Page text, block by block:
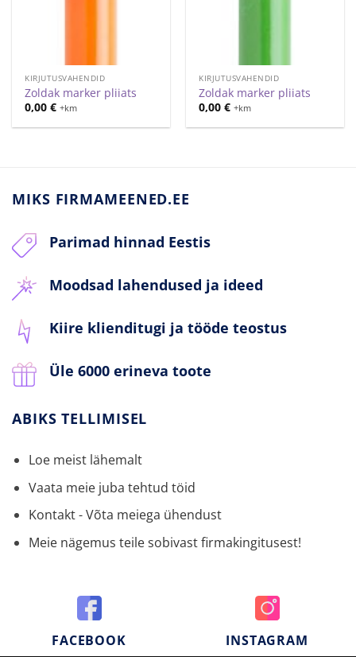
KIRJUTUSVAHENDID
Zoldak marker pliiats
0,00€ +km
KIRJUTUSVAHENDID
Zoldak marker pliiats
0,00€ +km
MIKS FIRMAMEENED.EE
Parimad hinnad Eestis
Moodsad lahendused ja ideed
Kiire klienditugi ja tööde teostus
Üle 6000 erineva toote
ABIKS TELLIMISEL
Loe meist lähemalt
Vaata meie juba tehtud töid
Kontakt - Võta meiega ühendust
Meie nägemus teile sobivast firmakingitusest!
FACEBOOK INSTAGRAM